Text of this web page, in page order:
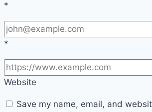
*
*
Website
Save my name, email, and